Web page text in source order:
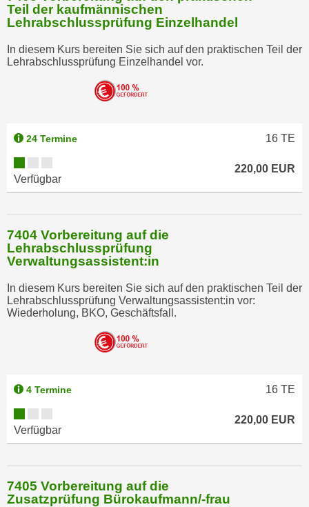
Teil der kaufmännischen
Lehrabschlussprüfung Einzelhandel
In diesem Kurs bereiten Sie sich auf den praktischen Teil der
Lehrabschlussprüfung Einzelhandel vor.
24 Termine 16 TE
Verfügbar
220,00 EUR
7404 Vorbereitung auf die
Lehrabschlussprüfung
Verwaltungsassistent:in
In diesem Kurs bereiten Sie sich auf den praktischen Teil der
Lehrabschlussprüfung Verwaltungsassistent:in vor:
Wiederholung, BKO, Geschäftsfall.
4 Termine 16 TE
Verfügbar
220,00 EUR
7405 Vorbereitung auf die
Zusatzprüfung Bürokaufmann/-frau